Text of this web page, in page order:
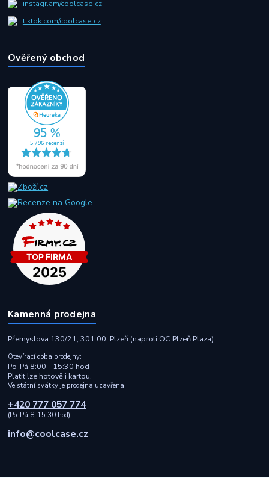
instagr.am/coolcase.cz
tiktok.com/coolcase.cz
Ověřený obchod
Kamenná prodejna
Přemyslova 130/21, 301 00, Plzeň (naproti OC Plzeň Plaza)
Otevírací doba prodejny:
Po-Pá 8:00 - 15:30 hod
Platit lze hotově i kartou.
Ve státní svátky je prodejna uzavřena.
+420 777 057 774
(Po-Pá 8-15:30 hod)
info@coolcase.cz